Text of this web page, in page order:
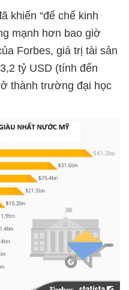
khiến “đế chế kinh
mạnh hơn bao giờ
Forbes, giá trị tài sản
tỷ USD (tính đến
thành trường đại học